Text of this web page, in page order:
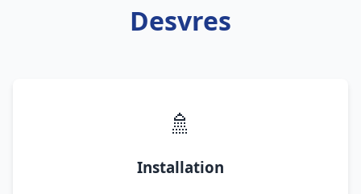
Desvres
🚿
Installation